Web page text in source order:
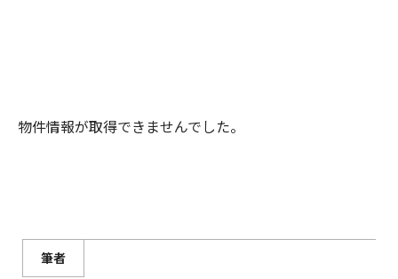
物件情報が取得できませんでした。
筆者